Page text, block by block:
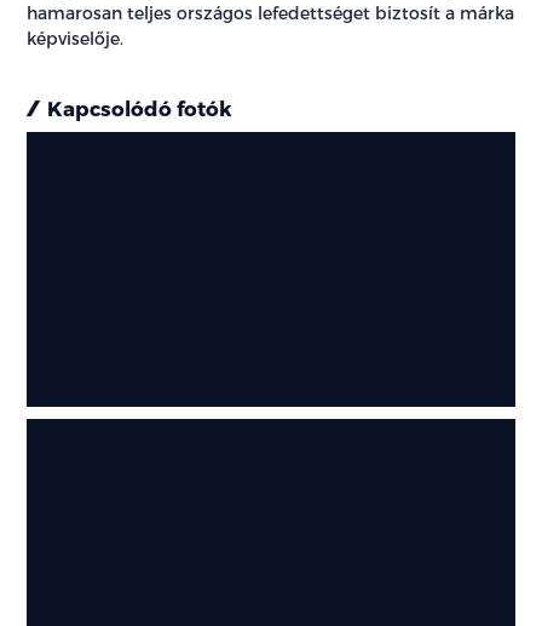
hamarosan teljes országos lefedettséget biztosít a márka
képviselője.
Kapcsolódó fotók